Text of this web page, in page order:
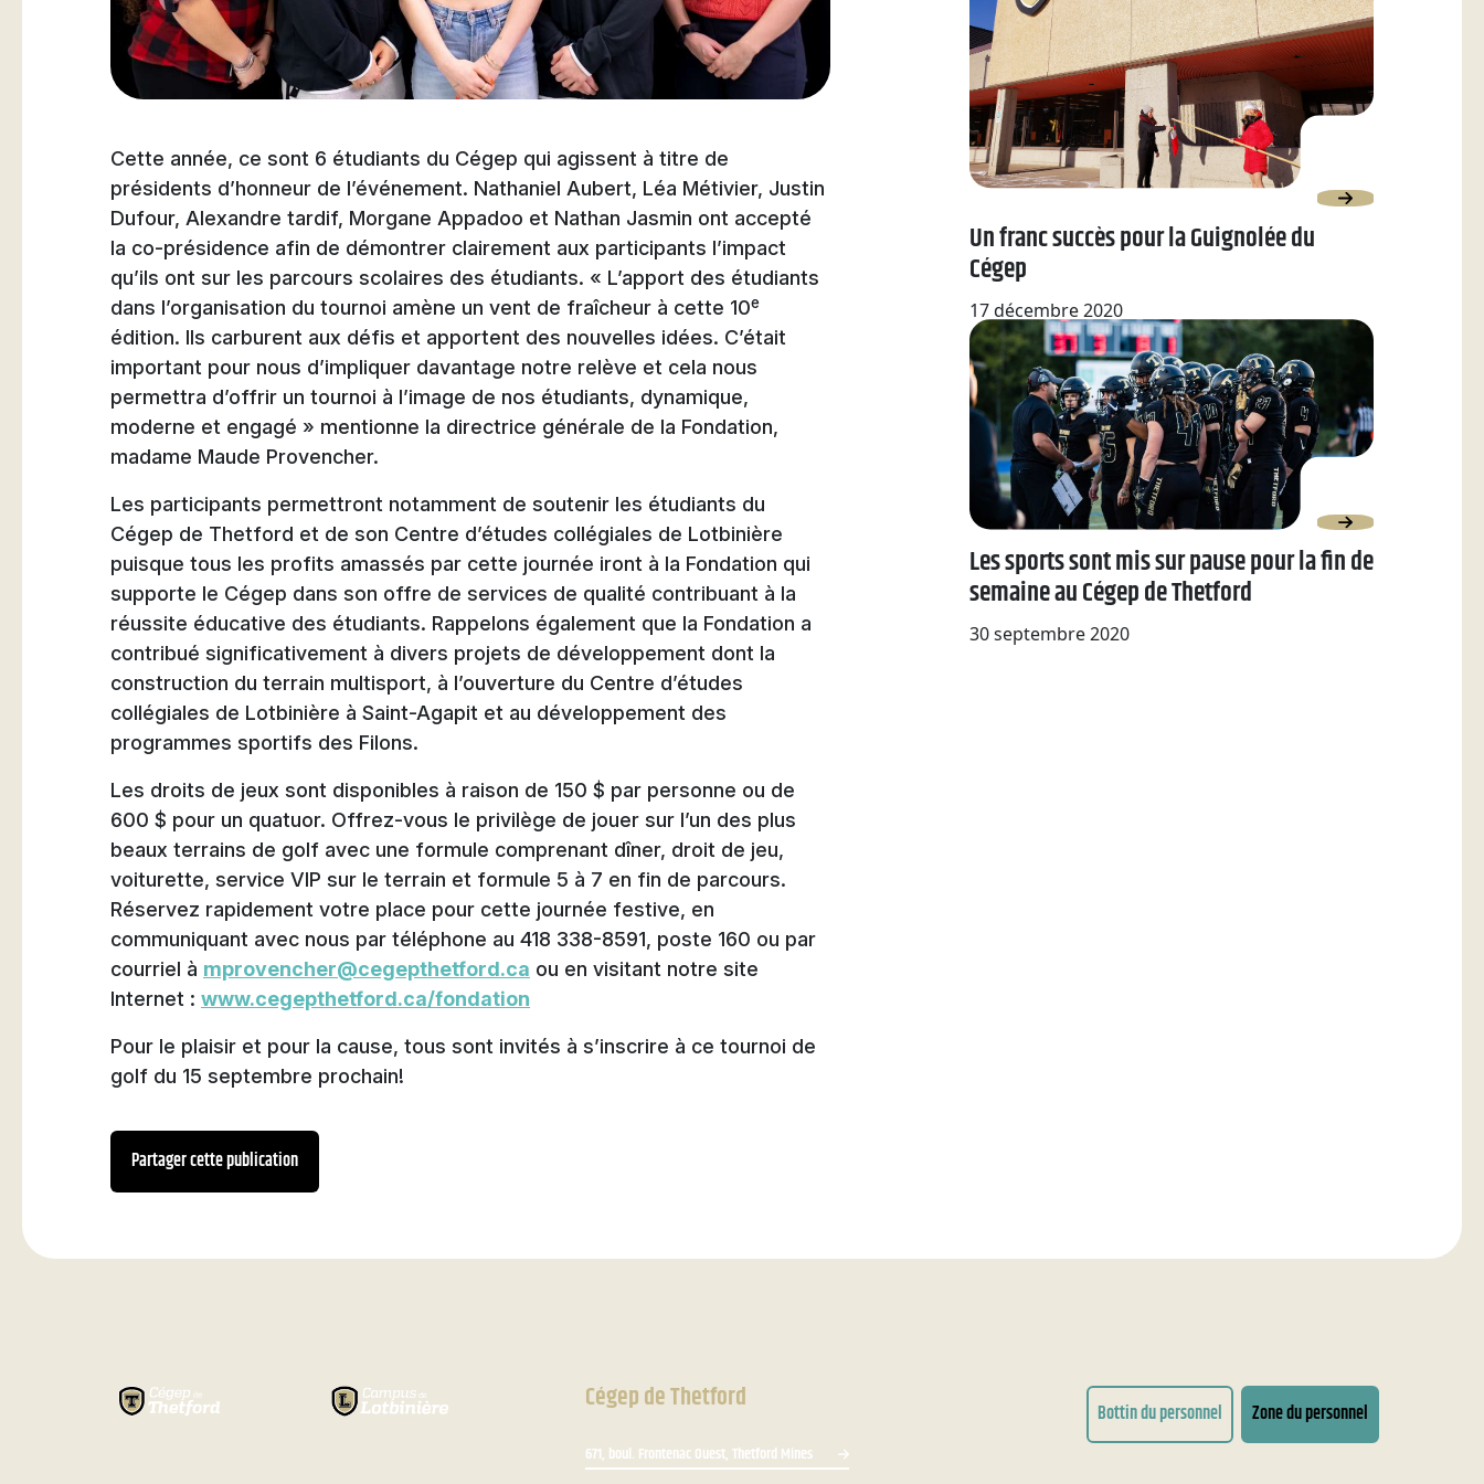
Natation
Badminton
Flag Football
Cette année, ce sont 6 étudiants du Cégep qui agissent à titre de
présidents d’honneur de l’événement. Nathaniel Aubert, Léa Métivier, Justin
Dufour, Alexandre tardif, Morgane Appadoo et Nathan Jasmin ont accepté
la co-présidence afin de démontrer clairement aux participants l’impact
qu’ils ont sur les parcours scolaires des étudiants. « L’apport des étudiants
dans l’organisation du tournoi amène un vent de fraîcheur à cette 10e
édition. Ils carburent aux défis et apportent des nouvelles idées. C’était
important pour nous d’impliquer davantage notre relève et cela nous
permettra d’offrir un tournoi à l’image de nos étudiants, dynamique,
moderne et engagé » mentionne la directrice générale de la Fondation,
madame Maude Provencher.
Les participants permettront notamment de soutenir les étudiants du
Cégep de Thetford et de son Centre d’études collégiales de Lotbinière
puisque tous les profits amassés par cette journée iront à la Fondation qui
supporte le Cégep dans son offre de services de qualité contribuant à la
réussite éducative des étudiants. Rappelons également que la Fondation a
contribué significativement à divers projets de développement dont la
construction du terrain multisport, à l’ouverture du Centre d’études
collégiales de Lotbinière à Saint-Agapit et au développement des
programmes sportifs des Filons.
Les droits de jeux sont disponibles à raison de 150 $ par personne ou de
600 $ pour un quatuor. Offrez-vous le privilège de jouer sur l’un des plus
beaux terrains de golf avec une formule comprenant dîner, droit de jeu,
voiturette, service VIP sur le terrain et formule 5 à 7 en fin de parcours.
Réservez rapidement votre place pour cette journée festive, en
communiquant avec nous par téléphone au 418 338-8591, poste 160 ou par
courriel à mprovencher@cegepthetford.ca ou en visitant notre site
Internet : www.cegepthetford.ca/fondation
Pour le plaisir et pour la cause, tous sont invités à s’inscrire à ce tournoi de
golf du 15 septembre prochain!
Partager cette publication
Un franc succès pour la Guignolée du
Cégep
17 décembre 2020
Les sports sont mis sur pause pour la fin de
semaine au Cégep de Thetford
30 septembre 2020
Cégep de Thetford
671, boul. Frontenac Ouest, Thetford Mines
Bottin du personnel Zone du personnel